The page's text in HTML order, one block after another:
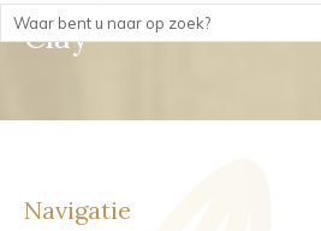
Clay
Navigatie